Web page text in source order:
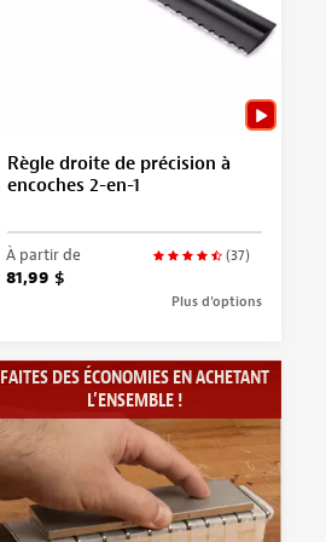
Règle droite de précision à
encoches 2-en-1
(37)
À partir de
81,99 $
Plus d’options
FAITES DES ÉCONOMIES EN ACHETANT
L’ENSEMBLE !